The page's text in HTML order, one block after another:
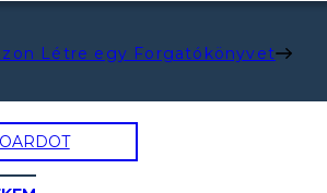
Létre egy Forgatókönyvet